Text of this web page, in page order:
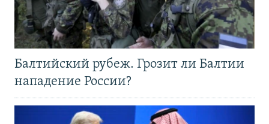
Балтийский рубеж. Грозит ли Балтии
нападение России?